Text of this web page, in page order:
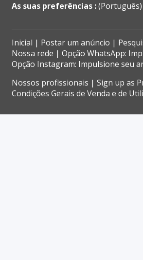
As suas preferências :(Português)
Inicial Postar um anúncio
Nossa rede
Opção WhatsApp:
Opção Instagram: Impulsione seu
Nossos profissionais
Sign up as
Condições Gerais de Venda e de